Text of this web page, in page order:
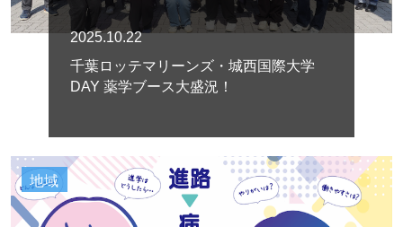
2025.10.22
千葉ロッテマリーンズ・城西国際大学
DAY 薬学ブース大盛況！
地域